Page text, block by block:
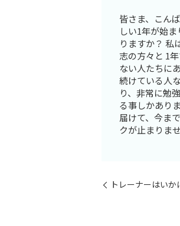
皆さま、こん
しい1年が始
りますか？ 私
志の方々と 1
ない人たちに
続けている人
り、非常に勉
る事しかあり
届けて、今ま
クが止まりま
トレーナーはい